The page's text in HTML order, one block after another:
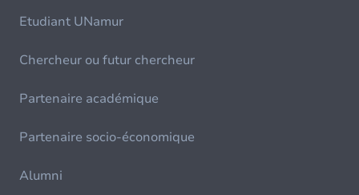
Etudiant UNamur
Chercheur ou futur chercheur
Partenaire académique
Partenaire socio-économique
Alumni